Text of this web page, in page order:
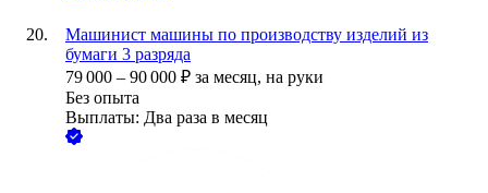
Машинист машины по производству изделий из
бумаги 3 разряда
79 000 – 90 000 ₽ за месяц, на руки
Без опыта
Выплаты: Два раза в месяц